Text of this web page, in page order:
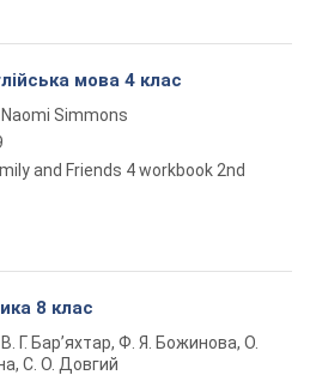
мова 4 клас
Naomi Simmons
and Friends 4 workbook 2nd
8 клас
В. Г. Бар’яхтар, Ф. Я. Божинова, О.
С. О. Довгий